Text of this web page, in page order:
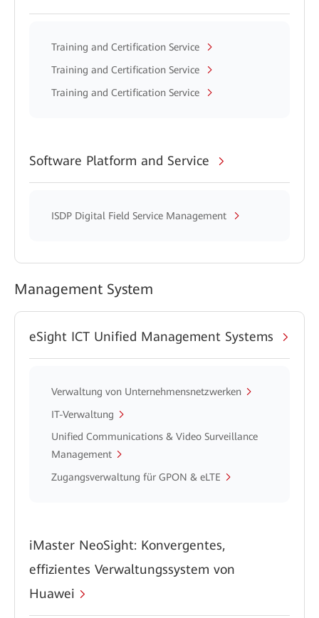
Training and Certification Service
Training and Certification Service
Training and Certification Service
Software Platform and Service
ISDP Digital Field Service Management
Management System
eSight ICT Unified Management Systems
Verwaltung von Unternehmensnetzwerken
IT-Verwaltung
Unified Communications & Video Surveillance
Management
Zugangsverwaltung für GPON & eLTE
iMaster NeoSight: Konvergentes,
effizientes Verwaltungssystem von
Huawei